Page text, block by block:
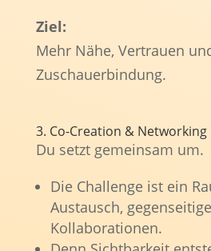
Ziel:
Mehr Nähe, Vertrauen
Zuschauerbindung.
3. Co-Creation & Networking
Du setzt gemeinsam um.
Die Challenge ist ein
Austausch,
Kollaborationen.